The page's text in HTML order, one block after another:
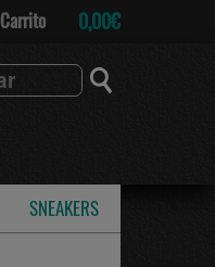
Carrito 0,00€
SNEAKERS